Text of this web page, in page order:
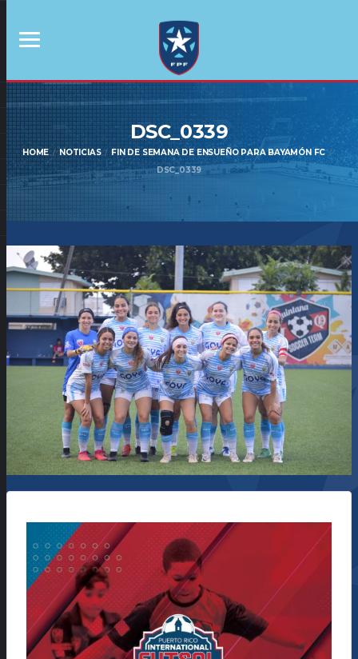
DSC_0339
HOME NOTICIAS
FIN DE SEMANA DE ENSUEÑO PARA BAYAMÓN FC
DSC_0339